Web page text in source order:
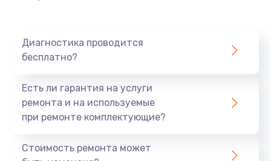
Заказать
1440 руб.
Диагностика проводится
бесплатно?
Есть ли гарантия на услуги
ремонта и на используемые
при ремонте комплектующие?
Стоимость ремонта может